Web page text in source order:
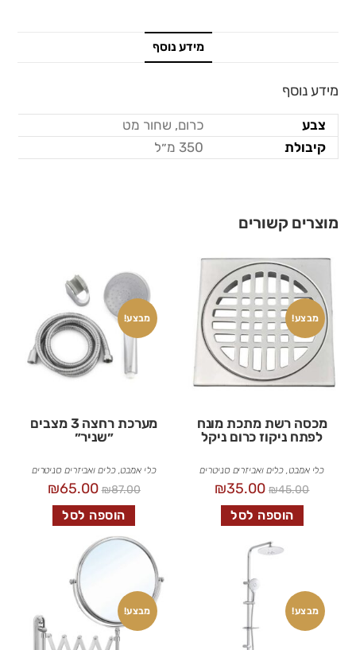
מידע נוסף
מידע נוסף
צבע
כרום, שחור מט
קיבולת
350 מ״ל
מוצרים קשורים
מבצע!
מכסה רשת מתכת מונח
לפתח ניקוז כרום ניקל
כלי אמבט כלים ואביזרים סניטרים
₪45.00
₪35.00
הוספה לסל
מבצע!
מערכת רחצה 3 מצבים
״שניר״
כלי אמבט ,כלים ואביזרים סניטרים
₪87.00
₪65.00
הוספה לסל
מבצע! מבצע!